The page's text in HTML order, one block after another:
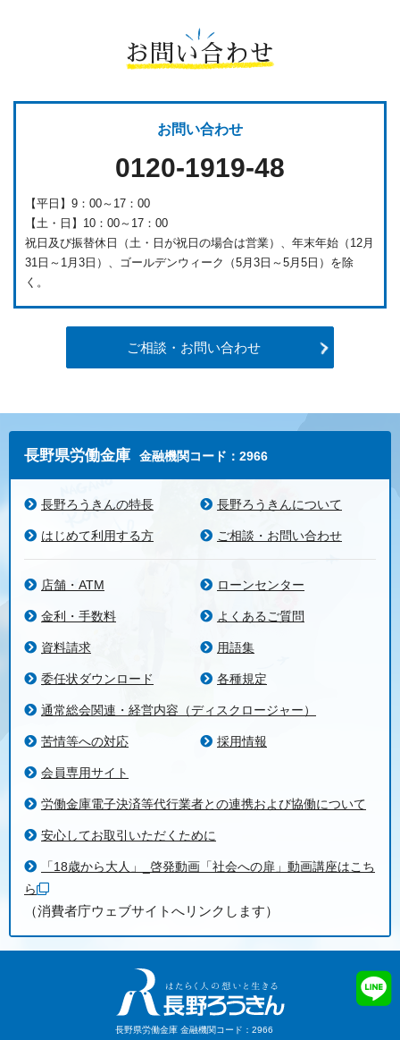
お問い合わせ
お問い合わせ
0120-1919-48
【平日】9：00～17：00
【土・日】10：00～17：00
祝日及び振替休日（土・日が祝日の場合は営業）、年末年始（12月
31日～1月3日）、ゴールデンウィーク（5月3日～5月5日）を除
く。
ご相談・お問い合わせ
長野県労働金庫 金融機関コード：2966
長野ろうきんの特長 長野ろうきんについて
はじめて利用する方 ご相談・お問い合わせ
店舗・ATM ローンセンター
金利・手数料 よくあるご質問
資料請求 用語集
委任状ダウンロード 各種規定
通常総会関連・経営内容（ディスクロージャー）
苦情等への対応 採用情報
会員専用サイト
労働金庫電子決済等代行業者との連携および協働について
安心してお取引いただくために
「18歳から大人」_啓発動画「社会への扉」動画講座はこち
ら
（消費者庁ウェブサイトへリンクします）
長野県労働金庫 金融機関コード：2966